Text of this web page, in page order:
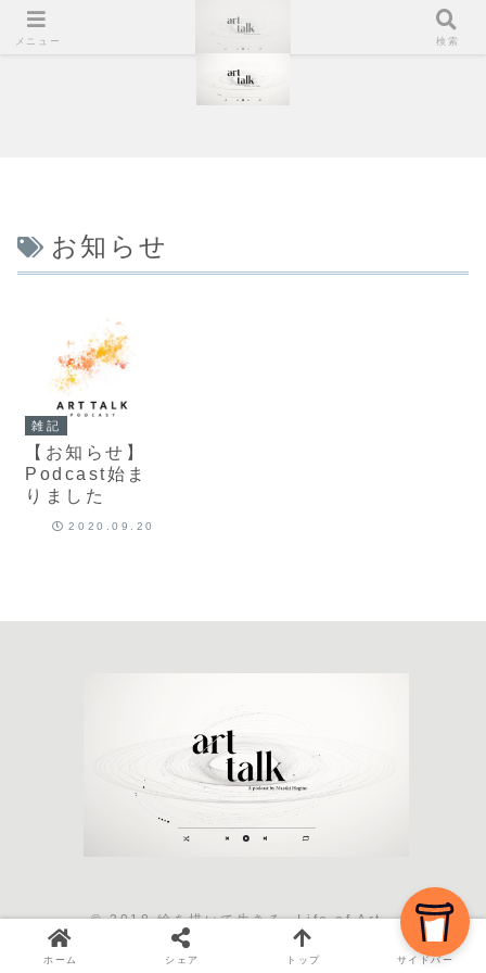
お知らせ
雑記
【お知らせ】
Podcast始ま
りました
2020.09.20
© 2018 絵を描いて生きる -Life of Art-.
メニュー 検索
ホーム シェア トップ サイドバー